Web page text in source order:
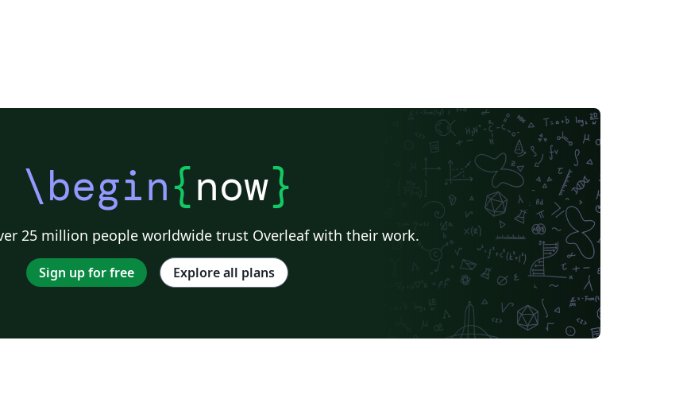
\begin{now}
25 million people worldwide trust Overleaf with their work.
Sign up for free Explore all plans